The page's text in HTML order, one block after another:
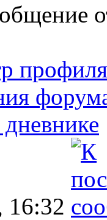
профиля
16:32